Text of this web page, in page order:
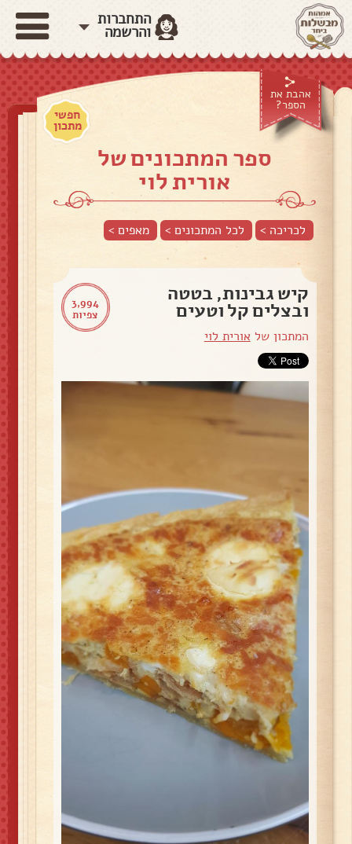
התחברות
והרשמה
אהבת את
הספר?
חפשי
מתכון
ספר המתכונים של
אורית לוי
לכריכה > לכל המתכונים > מאפים>
3,994
צפיות
קיש גבינות, בטטה
ובצלים קל וטעים
המתכון של אורית לוי